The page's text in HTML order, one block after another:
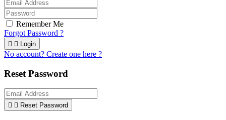
Remember Me
Forgot Password ?
  Login
No account? Create one here ?
Reset Password
  Reset Password